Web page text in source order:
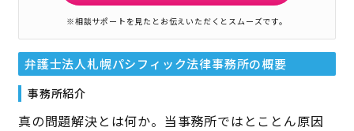
※相談サポートを見たとお伝えいただくとスムーズです。
弁護士法人札幌パシフィック法律事務所の概要
事務所紹介
真の問題解決とは何か。当事務所ではとことん原因